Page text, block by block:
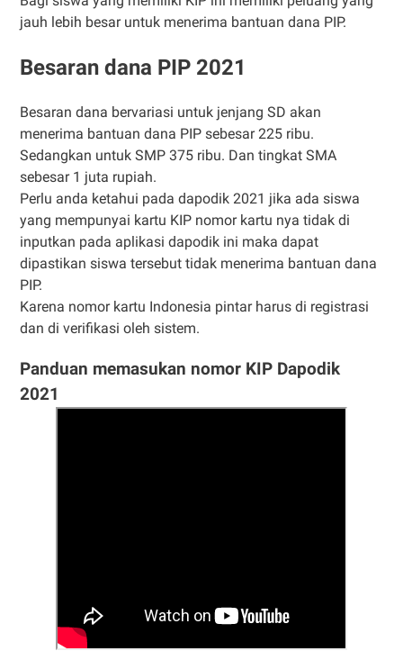
jauh lebih besar untuk menerima bantuan dana PIP.
Besaran dana PIP 2021
Besaran dana bervariasi untuk jenjang SD akan
menerima bantuan dana PIP sebesar 225 ribu.
Sedangkan untuk SMP 375 ribu. Dan tingkat SMA
sebesar 1 juta rupiah.
Perlu anda ketahui pada dapodik 2021 jika ada siswa
yang mempunyai kartu KIP nomor kartu nya tidak di
inputkan pada aplikasi dapodik ini maka dapat
dipastikan siswa tersebut tidak menerima bantuan dana
PIP.
Karena nomor kartu Indonesia pintar harus di registrasi
dan di verifikasi oleh sistem.
Panduan memasukan nomor KIP Dapodik
2021